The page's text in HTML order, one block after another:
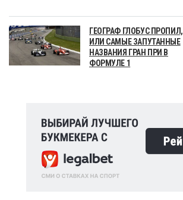
ГЕОГРАФ ГЛОБУС ПРОПИЛ,
ИЛИ САМЫЕ ЗАПУТАННЫЕ
НАЗВАНИЯ ГРАН ПРИ В
ФОРМУЛЕ 1